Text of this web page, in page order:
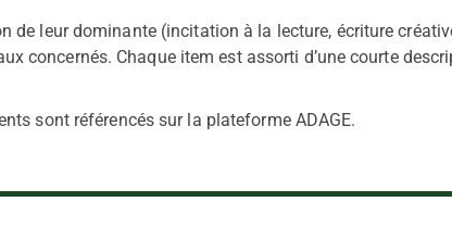
de leur dominante (incitation à la lecture, écriture
concernés. Chaque item est assorti d’une courte
sont référencés sur la plateforme ADAGE.